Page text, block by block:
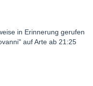
in Erinnerung gerufen
auf Arte ab 21:25